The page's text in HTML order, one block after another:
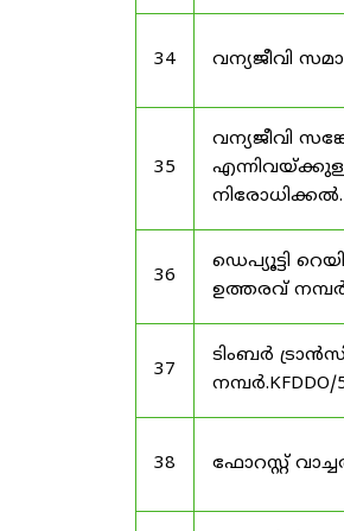
34 വന്യജീവി
35
വന്യജീവി
നിരോധിക്കൽ.
36
ഡെപ്യൂട്ടി
ഉത്തരവ്
37
ടിംബർ
നമ്പർ.KFDDO/
38 ഫോറസ്റ്റ്